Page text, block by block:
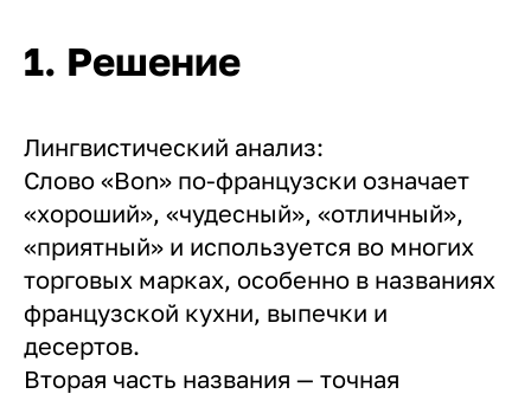
1. Решение
Лингвистический анализ:
Слово «Bon» по-французски означает
«хороший», «чудесный», «отличный»,
«приятный» и используется во многих
торговых марках, особенно в названиях
французской кухни, выпечки и
десертов.
Вторая часть названия — точная